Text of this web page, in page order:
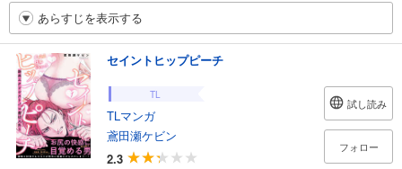
あらすじを表示する
セイントヒップピーチ
TL
TLマンガ
鳶田瀬ケビン
2.3
試し読み
フォロー